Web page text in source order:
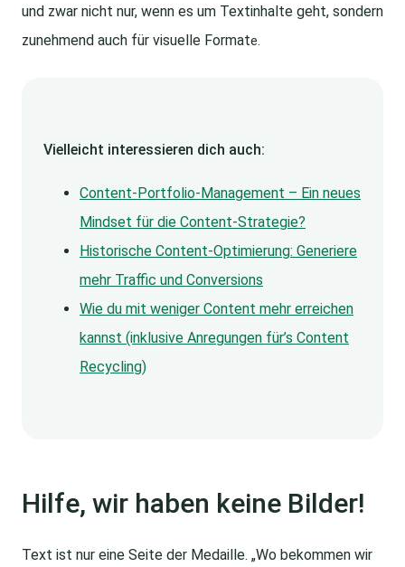
und zwar nicht nur, wenn es um Textinhalte geht, sondern
zunehmend auch für visuelle Formate.
Vielleicht interessieren dich auch:
Content-Portfolio-Management – Ein neues
Mindset für die Content-Strategie?
Historische Content-Optimierung: Generiere
mehr Traffic und Conversions
Wie du mit weniger Content mehr erreichen
kannst (inklusive Anregungen für’s Content
Recycling)
Hilfe, wir haben keine Bilder!
Text ist nur eine Seite der Medaille. „Wo bekommen wir